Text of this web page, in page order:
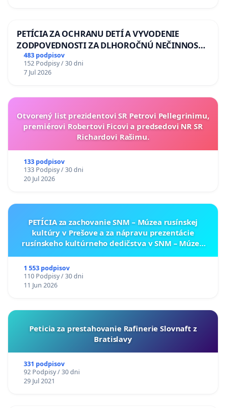
PETÍCIA ZA OCHRANU DETÍ A VYVODENIE
ZODPOVEDNOSTI ZA DLHOROČNÚ NEČINNOSŤ
A ZLYHANIE ŠTÁTU
483 podpisov
152 Podpisy / 30 dni
7 Jul 2026
Otvorený list prezidentovi SR Petrovi Pellegrinimu,
premiérovi Robertovi Ficovi a predsedovi NR SR
Richardovi Rašimu.
133 podpisov
133 Podpisy / 30 dni
20 Jul 2026
PETÍCIA za zachovanie SNM – Múzea rusínskej
kultúry v Prešove a za nápravu prezentácie
rusínskeho kultúrneho dedičstva v SNM – Múzeu
1 553 podpisov
110 Podpisy / 30 dni
11 Jun 2026
Peticia za prestahovanie Rafinerie Slovnaft z
Bratislavy
331 podpisov
92 Podpisy / 30 dni
29 Jul 2021